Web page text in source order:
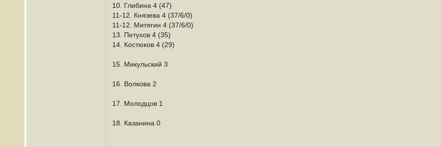
10. Глибина 4 (47)
11-12. Князева 4 (37/6/0)
11-12. Митягин 4 (37/6/0)
13. Петухов 4 (35)
14. Костюков 4 (29)
15. Микульский 3
16. Волкова 2
17. Молодцов 1
18. Казанина 0